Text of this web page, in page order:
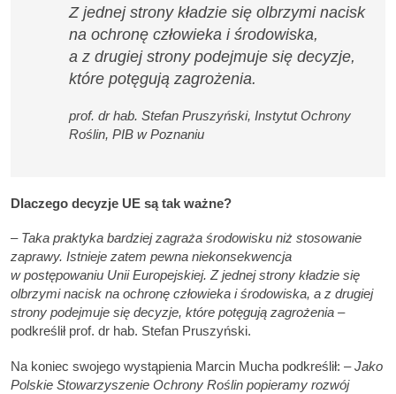
Z jednej strony kładzie się olbrzymi nacisk
na ochronę człowieka i środowiska,
a z drugiej strony podejmuje się decyzje,
które potęgują zagrożenia.
prof. dr hab. Stefan Pruszyński, Instytut Ochrony
Roślin, PIB w Poznaniu
Dlaczego decyzje UE są tak ważne?
– Taka praktyka bardziej zagraża środowisku niż stosowanie
zaprawy. Istnieje zatem pewna niekonsekwencja
w postępowaniu Unii Europejskiej. Z jednej strony kładzie się
olbrzymi nacisk na ochronę człowieka i środowiska, a z drugiej
strony podejmuje się decyzje, które potęgują zagrożenia –
podkreślił prof. dr hab. Stefan Pruszyński.
Na koniec swojego wystąpienia Marcin Mucha podkreślił: –Jako
Polskie Stowarzyszenie Ochrony Roślin popieramy rozwój